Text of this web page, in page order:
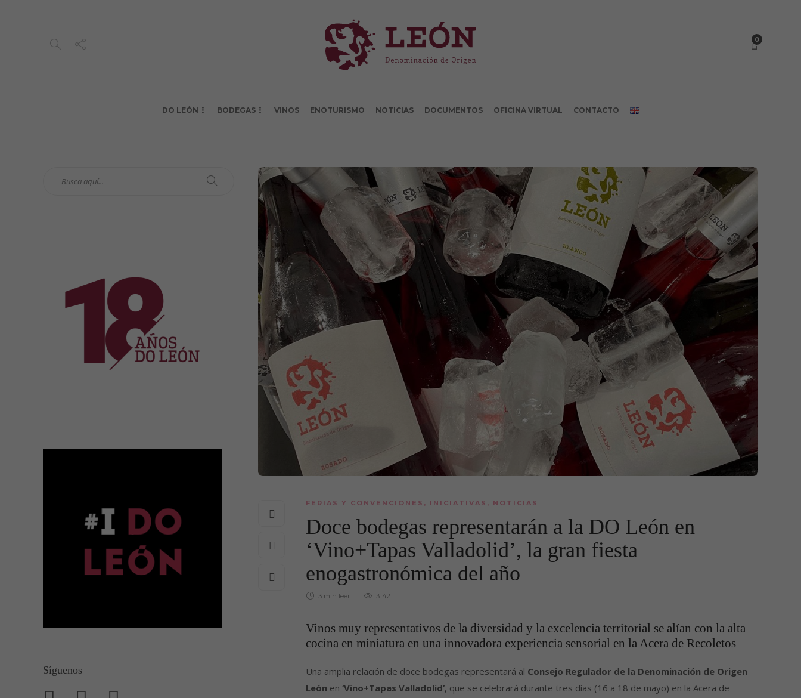
0
DO LEÓN BODEGAS VINOS ENOTURISMO NOTICIAS DOCUMENTOS OFICINA VIRTUAL CONTACTO
FERIAS Y CONVENCIONES , INICIATIVAS , NOTICIAS
Doce bodegas representarán a la DO León en
‘Vino+Tapas Valladolid’, la gran fiesta
enogastronómica del año
3 min leer 3142
Vinos muy representativos de la diversidad y la excelencia territorial se alían con la alta
cocina en miniatura en una innovadora experiencia sensorial en la Acera de Recoletos
Una amplia relación de doce bodegas representará al Consejo Regulador de la Denominación de Origen
León en ‘Vino+Tapas Valladolid’, que se celebrará durante tres días (16 a 18 de mayo) en la Acera de
Síguenos